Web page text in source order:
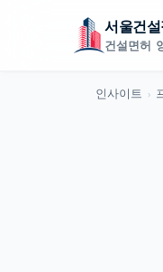
서울건
건설면허
인사이트 ›